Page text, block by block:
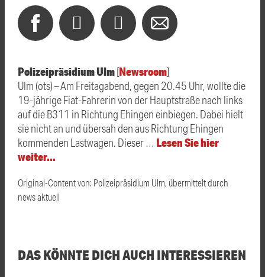
Polizeipräsidium Ulm[Newsroom]
Ulm (ots) – Am Freitagabend, gegen 20.45 Uhr, wollte die
19-jährige Fiat-Fahrerin von der Hauptstraße nach links
auf die B311 in Richtung Ehingen einbiegen. Dabei hielt
sie nicht an und übersah den aus Richtung Ehingen
kommenden Lastwagen. Dieser … Lesen Sie hier
weiter…
Original-Content von: Polizeipräsidium Ulm, übermittelt durch
news aktuell
DAS KÖNNTE DICH AUCH INTERESSIEREN